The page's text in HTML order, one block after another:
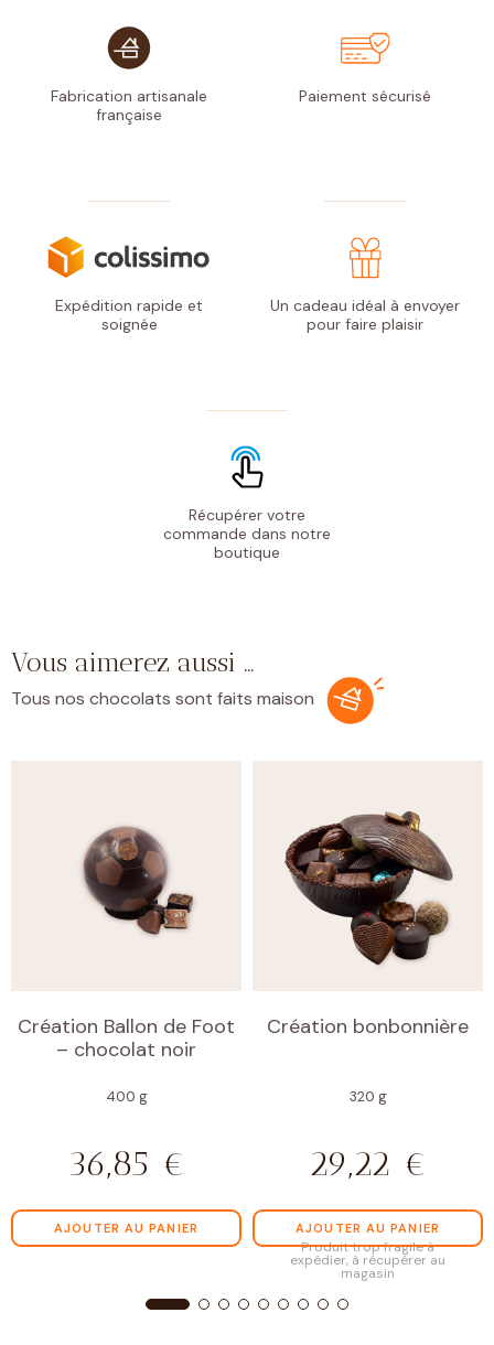
Fabrication artisanale
française
Paiement sécurisé
Expédition rapide et
soignée
Un cadeau idéal à envoyer
pour faire plaisir
Récupérer votre
commande dans notre
boutique
Vous aimerez aussi …
Tous nos chocolats sont faits maison
Création Ballon de Foot
– chocolat noir
400 g
36,85 €
AJOUTER AU PANIER
Création bonbonnière
320 g
29,22 €
AJOUTER AU PANIER
Produit trop fragile à
expédier, à récupérer au
magasin